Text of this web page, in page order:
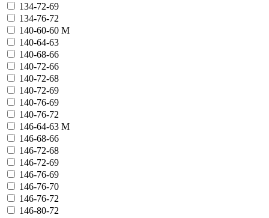
134-72-69
134-76-72
140-60-60 М
140-64-63
140-68-66
140-72-66
140-72-68
140-72-69
140-76-69
140-76-72
146-64-63 М
146-68-66
146-72-68
146-72-69
146-76-69
146-76-70
146-76-72
146-80-72